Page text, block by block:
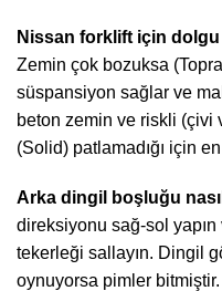
Nissan forklift için
Zemin çok bozuksa
süspansiyon sağlar ve
beton zemin ve riskli (çivi
(Solid) patlamadığı için
Arka dingil boşluğu nasıl
direksiyonu sağ-sol yapın
tekerleği sallayın. Dingil
oynuyorsa pimler bitmiştir.